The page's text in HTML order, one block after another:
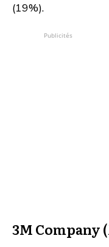
(19%).
Publicités
3M Company